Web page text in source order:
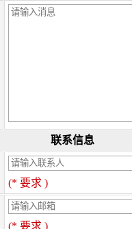
联系信息
(* 要求 )
(* 要求 )